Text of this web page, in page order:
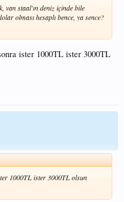
van staal'ın deniz içinde bile
olması hesaplı bence, ya sence?
ister 1000TL ister 3000TL
1000TL ister 3000TL olsun